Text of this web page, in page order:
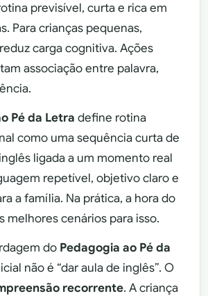
previsível, curta e rica em
Para crianças pequenas,
carga cognitiva. Ações
associação entre palavra,
Pé da Letra define rotina
como uma sequência curta de
ligada a um momento real
repetível, objetivo claro e
a família. Na prática, a hora do
melhores cenários para isso.
do Pedagogia ao Pé da
não é “dar aula de inglês”. O
recorrente. A criança